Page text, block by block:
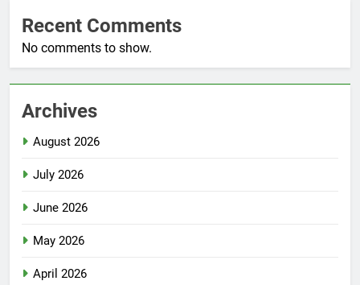
Recent Comments
No comments to show.
Archives
August 2026
July 2026
June 2026
May 2026
April 2026